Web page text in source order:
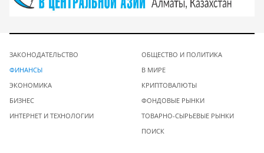
ЗАКОНОДАТЕЛЬСТВО
ФИНАНСЫ
ЭКОНОМИКА
БИЗНЕС
ИНТЕРНЕТ И ТЕХНОЛОГИИ
ОБЩЕСТВО И ПОЛИТИКА
В МИРЕ
КРИПТОВАЛЮТЫ
ФОНДОВЫЕ РЫНКИ
ТОВАРНО-СЫРЬЕВЫЕ РЫНКИ
ПОИСК